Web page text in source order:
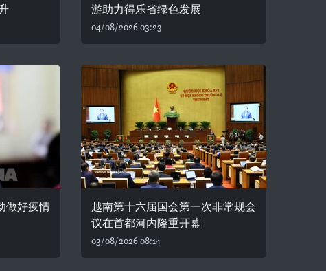
游助力得乐省绿色发展
04/08/2026 03:23
做好疫情
越南第十六届国会第一次非常规会
议在首都河内隆重开幕
03/08/2026 08:14